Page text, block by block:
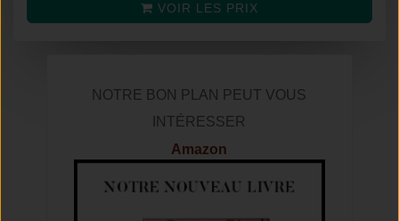
VOIR LES PRIX
NOTRE BON PLAN PEUT VOUS
INTÉRESSER
Amazon